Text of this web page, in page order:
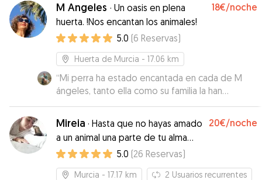
M Angeles · Un oasis en plena
huerta. !Nos encantan los animales!
18€/noche
5.0 (6 Reservas)
Huerta de Murcia - 17.06 km
“Mi perra ha estado encantada en cada de M
ángeles, tanto ella como su familia la han
cuidado súper bien y ha estado muy contenta.
Me ha ido actualizando con fotos y vídeos y la
comunicación ha sido genial. Volveremos,
seguro! Además tiene una casa grande con
jardín en el que Caqui ha podido relajarse, tomar
el sol... mil gracias!”
Mireia · Hasta que no hayas amado
a un animal una parte de tu alma
sigue dormida
20€/noche
5.0 (26 Reservas)
Murcia - 17.17 km 2 Usuarios recurrentes